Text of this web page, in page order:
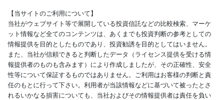
【当サイトのご利用について】
当社がウェブサイト等で展開している投資信託などの比較検索、マーケ
ット情報など全てのコンテンツは、あくまでも投資判断の参考としての
情報提供を目的としたものであり、投資勧誘を目的としてはいません。
また、当社が信頼できると判断したデータ（ライセンス提供を受ける情
報提供者のものも含みます）により作成しましたが、その正確性、安全
性等について保証するものではありません。ご利用はお客様の判断と責
任のもとに行って下さい。利用者が当該情報などに基づいて被ったとさ
れるいかなる損害についても、当社およびその情報提供者は責任を負い